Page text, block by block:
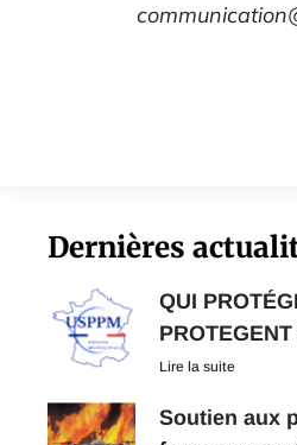
Dernières
QUI
PROTEGENT
Lire la suite
Soutien aux